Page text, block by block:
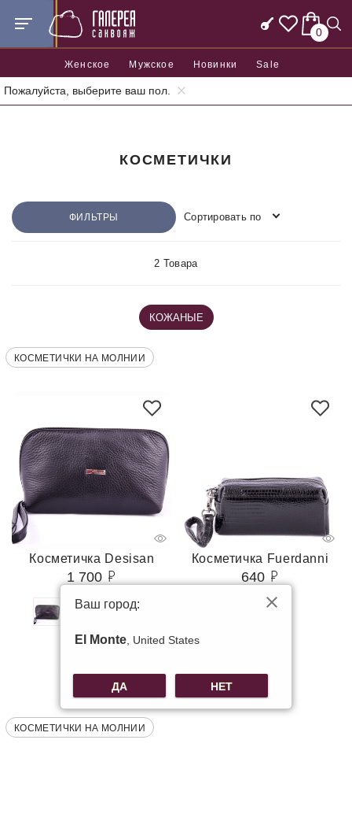
0
Женское Мужское Новинки Sale
Пожалуйста, выберите ваш пол.
Главная Аксессуары Косметички
КОСМЕТИЧКИ
ФИЛЬТРЫ Сортировать по
2 Товара
КОЖАНЫЕ
КОСМЕТИЧКИ НА МОЛНИИ
Косметичка Desisan
1 700
Косметичка Fuerdanni
640
КОСМЕТИЧКИ НА МОЛНИИ
Ваш город:
El Monte , United States
ДА НЕТ